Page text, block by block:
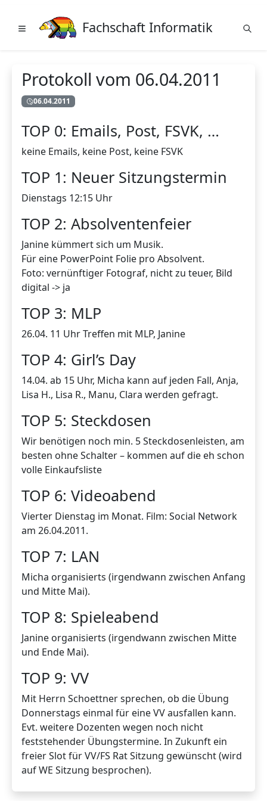
Fachschaft Informatik
Protokoll vom 06.04.2011
06.04.2011
TOP 0: Emails, Post, FSVK, …
keine Emails, keine Post, keine FSVK
TOP 1: Neuer Sitzungstermin
Dienstags 12:15 Uhr
TOP 2: Absolventenfeier
Janine kümmert sich um Musik.
Für eine PowerPoint Folie pro Absolvent.
Foto: vernünftiger Fotograf, nicht zu teuer, Bild
digital -> ja
TOP 3: MLP
26.04. 11 Uhr Treffen mit MLP, Janine
TOP 4: Girl’s Day
14.04. ab 15 Uhr, Micha kann auf jeden Fall, Anja,
Lisa H., Lisa R., Manu, Clara werden gefragt.
TOP 5: Steckdosen
Wir benötigen noch min. 5 Steckdosenleisten, am
besten ohne Schalter – kommen auf die eh schon
volle Einkaufsliste
TOP 6: Videoabend
Vierter Dienstag im Monat. Film: Social Network
am 26.04.2011.
TOP 7: LAN
Micha organisierts (irgendwann zwischen Anfang
und Mitte Mai).
TOP 8: Spieleabend
Janine organisierts (irgendwann zwischen Mitte
und Ende Mai).
TOP 9: VV
Mit Herrn Schoettner sprechen, ob die Übung
Donnerstags einmal für eine VV ausfallen kann.
Evt. weitere Dozenten wegen noch nicht
feststehender Übungstermine. In Zukunft ein
freier Slot für VV/FS Rat Sitzung gewünscht (wird
auf WE Sitzung besprochen).